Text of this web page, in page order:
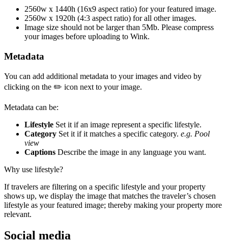
2560w x 1440h (16x9 aspect ratio) for your featured image.
2560w x 1920h (4:3 aspect ratio) for all other images.
Image size should not be larger than 5Mb. Please compress
your images before uploading to Wink.
Metadata
You can add additional metadata to your images and video by
clicking on the ✏️ icon next to your image.
Metadata can be:
Lifestyle Set it if an image represent a specific lifestyle.
Category Set it if it matches a specific category. e.g. Pool
view
Captions Describe the image in any language you want.
Why use lifestyle?
If travelers are filtering on a specific lifestyle and your property
shows up, we display the image that matches the traveler’s chosen
lifestyle as your featured image; thereby making your property more
relevant.
Social media